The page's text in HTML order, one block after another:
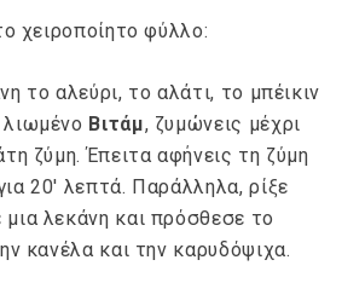
χειροποίητο φύλλο:
το αλεύρι, το αλάτι, το μπέικιν
Βιτάμ, ζυμώνεις μέχρι
ζύμη. Έπειτα αφήνεις τη ζύμη
20′ λεπτά. Παράλληλα, ρίξε
λεκάνη και πρόσθεσε το
κανέλα και την καρυδόψιχα.